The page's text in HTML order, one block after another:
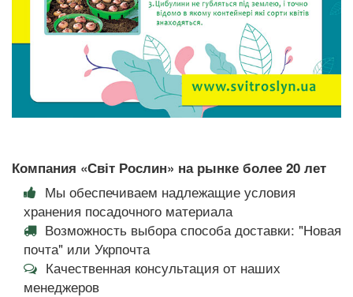
Компания «Світ Рослин» на рынке более 20 лет
Мы обеспечиваем надлежащие условия
хранения посадочного материала
Возможность выбора способа доставки: "Новая
почта" или Укрпочта
Качественная консультация от наших
менеджеров